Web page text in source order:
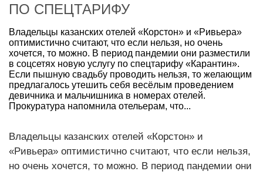
ПО СПЕЦТАРИФУ
Владельцы казанских отелей «Корстон» и «Ривьера»
оптимистично считают, что если нельзя, но очень
хочется, то можно. В период пандемии они разместили
в соцсетях новую услугу по спецтарифу «Карантин».
Если пышную свадьбу проводить нельзя, то желающим
предлагалось утешить себя весёлым проведением
девичника и мальчишника в номерах отелей.
Прокуратура напомнила отельерам, что...
Владельцы казанских отелей «Корстон» и
«Ривьера» оптимистично считают, что если нельзя,
но очень хочется, то можно. В период пандемии они